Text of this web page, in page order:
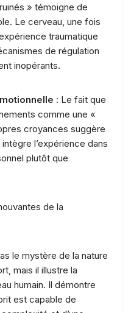
» témoigne de
Le cerveau, une fois
traumatique
de régulation
inopérants.
: Le fait que
comme une «
croyances suggère
l’expérience dans
plutôt que
de la
le mystère de la nature
mais il illustre la
humain. Il démontre
est capable de